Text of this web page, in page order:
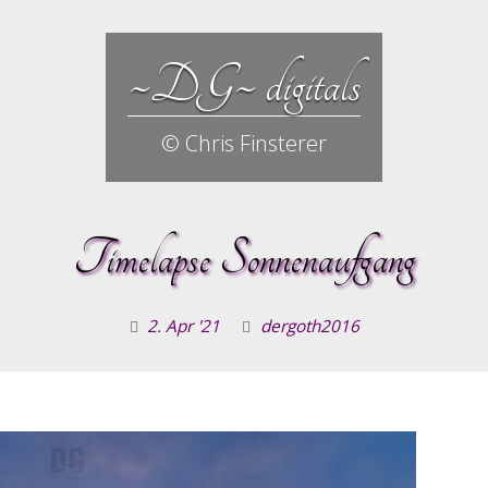
~DG~ digitals
© Chris Finsterer
Timelapse Sonnenaufgang
2. Apr '21 dergoth2016